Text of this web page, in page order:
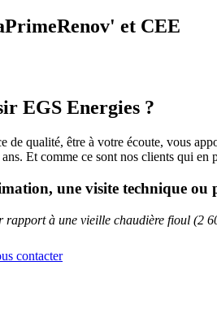
et CEE
EGS Energies ?
de qualité, être à votre écoute, vous
Et comme ce sont nos clients qui
une visite technique ou
à une vieille chaudière fioul (2
contacter